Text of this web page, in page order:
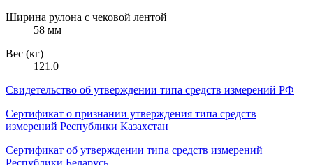
Ширина рулона с чековой лентой
58 мм
Вес (кг)
121.0
Свидетельство об утверждении типа средств измерений РФ
Сертификат о признании утверждения типа средств
измерений Республики Казахстан
Сертификат об утверждении типа средств измерений
Республики Беларусь